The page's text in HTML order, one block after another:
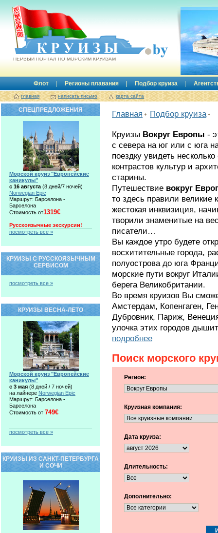
Круизы.by
ПЕРВЫЙ ПОРТАЛ ПО МОРСКИМ КРУИЗАМ
Флот Регионы плавания Подбор круиза
главная написать письмо карта сайта
Главная Подбор круиза
Круизы Вокруг Европы -
с севера на юг или с юга
поездку увидеть
контрастов культур и
старины.
Путешествие вокруг
то здесь правили великие
жестокая инквизиция,
творили знаменитые на
писатели…
Вы каждое утро будете
восхитительные города,
полуострова до юга
морские пути вокруг
берега Великобритании.
Во время круизов Вы
Амстердам, Копенгаген,
Дубровник, Париж,
улочка этих городов
подробнее
Поиск морского
Регион:
Круизная компания:
Дата круиза:
Длительность:
Дополнительно:
СПЕЦПРЕДЛОЖЕНИЯ
Морской круиз "Европейские
каникулы"
с 16 августа (8 дней/7 ночей)
Norwegian Epic
Маршрут: Барселона -
Барселона
Стоимость от1319€
Русскоязычные экскурсии!
посмотреть все »
КРУИЗЫ С РУССКОЯЗЫЧНЫМ
СЕРВИСОМ
посмотреть все »
КРУИЗЫ ВЕСНА-ЛЕТО
Морской круиз "Европейские
каникулы"
c 3 мая (8 дней / 7 ночей)
на лайнере Norwegian Epic
Маршрут: Барселона -
Барселона
Стоимость от 749€
посмотреть все »
КРУИЗЫ ИЗ САНКТ-ПЕТЕРБУРГА
И СОЧИ